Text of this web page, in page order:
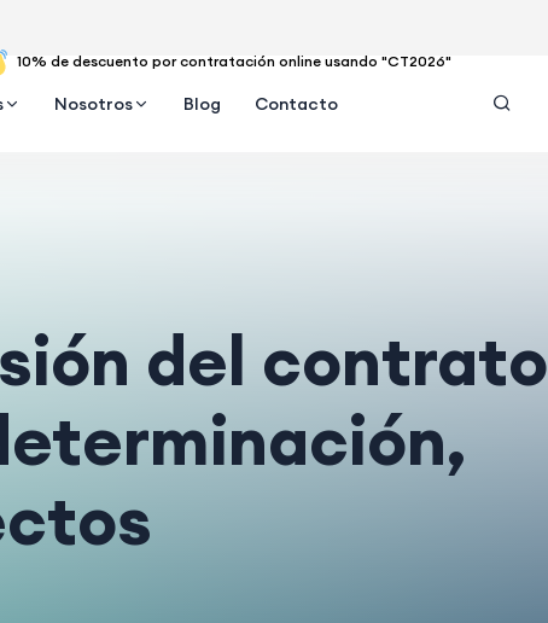
10% de descuento por contratación online usando "CT2026"
Nosotros Blog Contacto
del contrato